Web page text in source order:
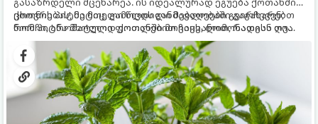
ცხოვრებას, მეტიც, გამოცდილი მებაღეები გვირჩევენ,
რომ პიტნა მხოლოდ ქოთანში მოვიყვანოთ, რადგან ღია
გრუნტში (ბაღში) დარგვისას ის ფესვებით ძალიან
სწრაფად ვრცელდება და სხვა მცენარეებს ავიწროებს.
ქოთნის პიტნა მთელი წლის განმავლობაში გაგახარებთ
ნორჩი, არომატული ფოთლებით ჩაის, ლიმონათისა თუ
კერძებისთვის.